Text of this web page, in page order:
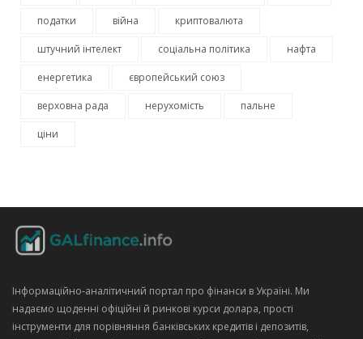
податки війна криптовалюта
штучний інтелект соціальна політика нафта
енергетика європейський союз
верховна рада нерухомість пальне
ціни
Інформаційно‑аналітичний портал про фінанси в Україні. Ми
надаємо щоденні офіційні й ринкові курси долара, прості
інструменти для порівняння банківських кредитів і депозитів,